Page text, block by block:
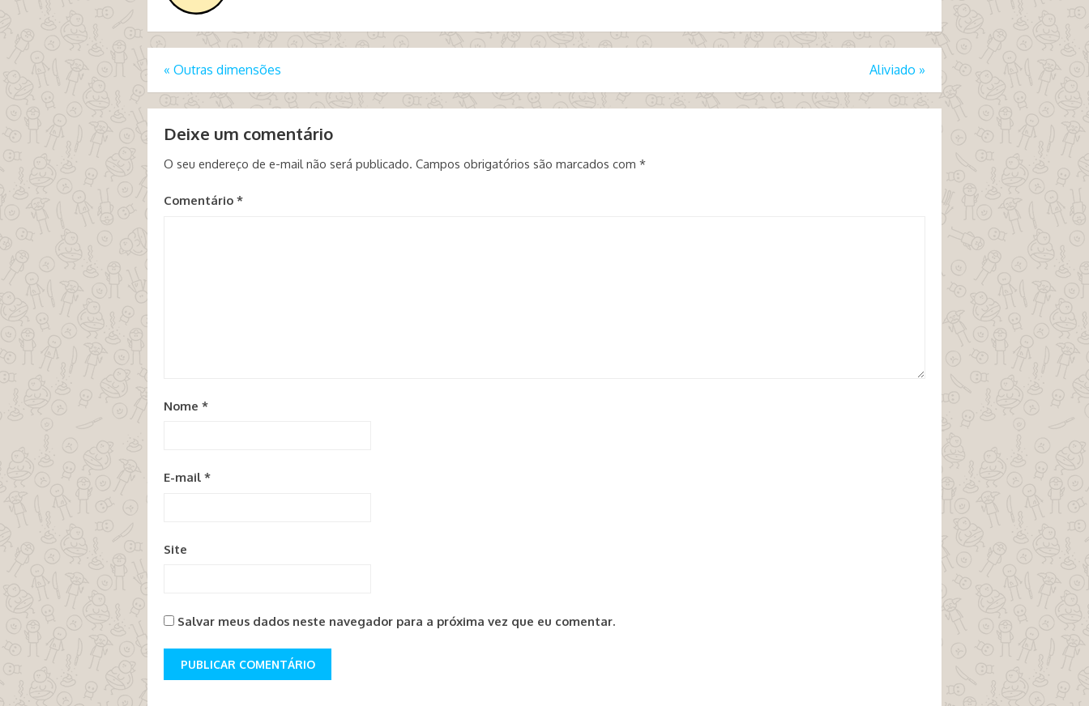
« Outras dimensões Aliviado »
Deixe um comentário
O seu endereço de e-mail não será publicado. Campos obrigatórios são marcados com *
Comentário *
Nome *
E-mail *
Site
Salvar meus dados neste navegador para a próxima vez que eu comentar.